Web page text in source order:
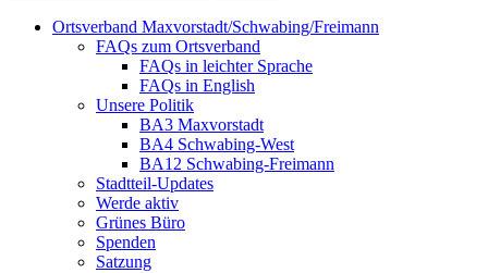
Ortsverband Maxvorstadt/Schwabing/Freimann
FAQs zum Ortsverband
FAQs in leichter Sprache
FAQs in English
Unsere Politik
BA3 Maxvorstadt
BA4 Schwabing-West
BA12 Schwabing-Freimann
Stadtteil-Updates
Werde aktiv
Grünes Büro
Spenden
Satzung